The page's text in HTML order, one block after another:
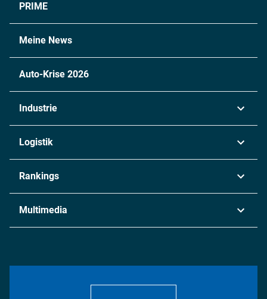
PRIME
Meine News
Auto-Krise 2026
Industrie
Chemie
Metall
Energie
Logistik
Rankings
Multimedia